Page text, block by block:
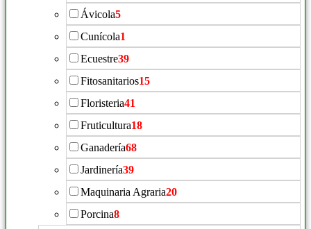
Ávicola5
Cunícola1
Ecuestre39
Fitosanitarios15
Floristeria41
Fruticultura18
Ganadería68
Jardinería39
Maquinaria Agraria20
Porcina8